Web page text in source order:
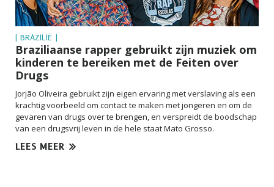
| BRAZILIË |
Braziliaanse rapper gebruikt zijn muziek om
kinderen te bereiken met de Feiten over
Drugs
Jorjão Oliveira gebruikt zijn eigen ervaring met verslaving als een
krachtig voorbeeld om contact te maken met jongeren en om de
gevaren van drugs over te brengen, en verspreidt de boodschap
van een drugsvrij leven in de hele staat Mato Grosso.
LEES MEER